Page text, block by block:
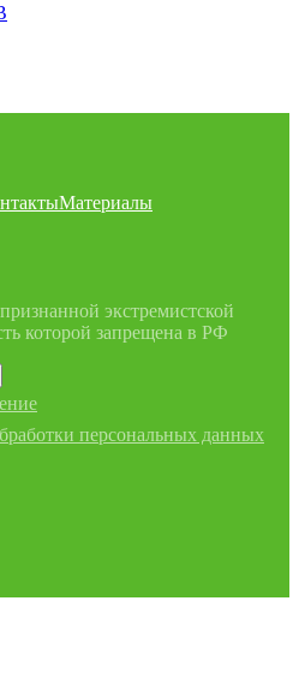
Материалы
экстремистской
которой запрещена в РФ
персональных данных